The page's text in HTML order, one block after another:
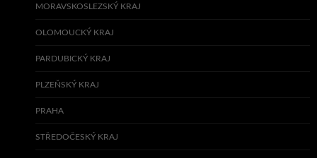
MORAVSKOSLEZSKÝ KRAJ
OLOMOUCKÝ KRAJ
PARDUBICKÝ KRAJ
PLZEŇSKÝ KRAJ
PRAHA
STŘEDOČESKÝ KRAJ